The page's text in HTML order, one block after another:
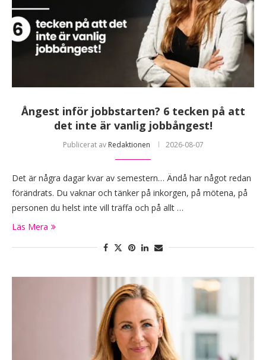
Ångest inför jobbstarten? 6 tecken på att
det inte är vanlig jobbångest!
Publicerat av Redaktionen 2026-08-07
Det är några dagar kvar av semestern… Ändå har något redan
förändrats. Du vaknar och tänker på inkorgen, på mötena, på
personen du helst inte vill träffa och på allt …
Läs Mera